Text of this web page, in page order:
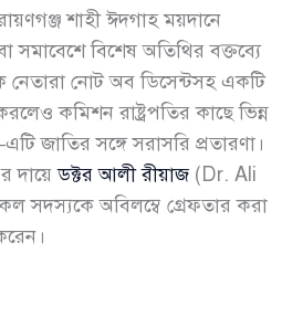
শাহী ঈদগাহ ময়দানে
সমাবেশে বিশেষ অতিথির বক্তব্যে
নেতারা নোট অব ডিসেন্টসহ একটি
কমিশন রাষ্ট্রপতির কাছে ভিন্ন
জাতির সঙ্গে সরাসরি প্রতারণা।
র দায়েডক্টর আলী রীয়াজ(Dr. Ali
সদস্যকে অবিলম্বে গ্রেফতার করা